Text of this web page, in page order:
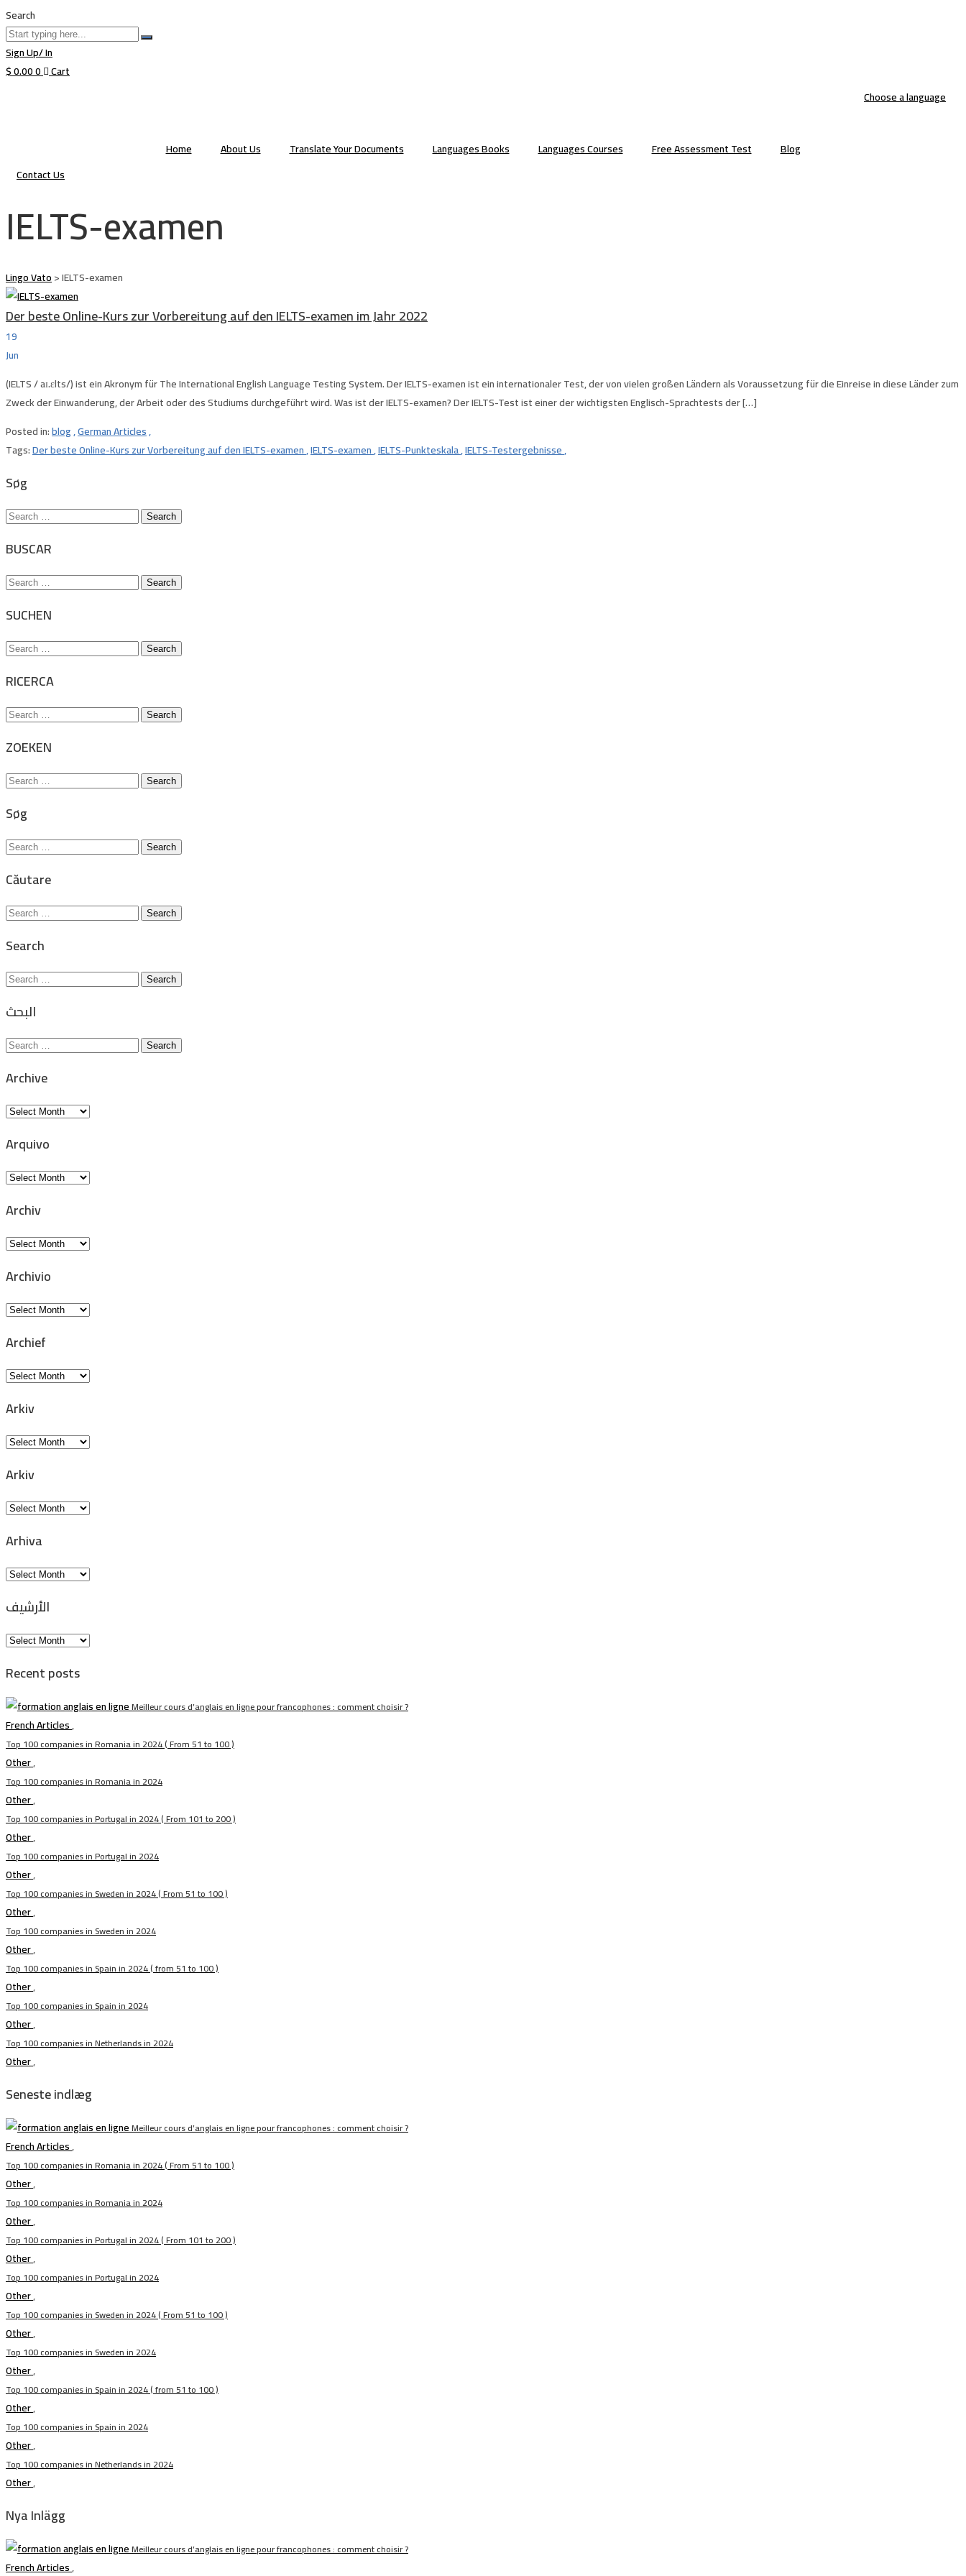
Search
Sign Up/ In
$0.000 Cart
Choose a language
Home About Us Translate Your Documents Languages Books Languages Courses Free Assessment Test
Blog
Contact Us
IELTS-examen
Lingo Vato>IELTS-examen
Der beste Online-Kurs zur Vorbereitung auf den IELTS-examen im Jahr 2022
19
Jun
(IELTS / aɪ.ɛlts/) ist ein Akronym für The International English Language Testing System. Der IELTS-examen ist ein internationaler Test, der von vielen großen Ländern als Voraussetzung für die Einreise in diese Länder zum
Zweck der Einwanderung, der Arbeit oder des Studiums durchgeführt wird. Was ist der IELTS-examen? Der IELTS-Test ist einer der wichtigsten Englisch-Sprachtests der […]
Posted in:blog,German Articles,
Tags:Der beste Online-Kurs zur Vorbereitung auf den IELTS-examen,IELTS-examen,IELTS-Punkteskala,IELTS-Testergebnisse,
Søg
Search
BUSCAR
Search
SUCHEN
Search
RICERCA
Search
ZOEKEN
Search
Søg
Search
Căutare
Search
Search
Search
البحث
Search
Archive
Archive
Arquivo
Arquivo
Archiv
Archiv
Archivio
Archivio
Archief
Archief
Arkiv
Arkiv
Arkiv
Arkiv
Arhiva
Arhiva
الأرشيف
الأرشيف
Recent posts
Meilleur cours d’anglais en ligne pour francophones : comment choisir ?
French Articles,
Top 100 companies in Romania in 2024 ( From 51 to 100 )
Other,
Top 100 companies in Romania in 2024
Other,
Top 100 companies in Portugal in 2024 ( From 101 to 200 )
Other,
Top 100 companies in Portugal in 2024
Other,
Top 100 companies in Sweden in 2024 ( From 51 to 100 )
Other,
Top 100 companies in Sweden in 2024
Other,
Top 100 companies in Spain in 2024 ( from 51 to 100 )
Other,
Top 100 companies in Spain in 2024
Other,
Top 100 companies in Netherlands in 2024
Other,
Seneste indlæg
Meilleur cours d’anglais en ligne pour francophones : comment choisir ?
French Articles,
Top 100 companies in Romania in 2024 ( From 51 to 100 )
Other,
Top 100 companies in Romania in 2024
Other,
Top 100 companies in Portugal in 2024 ( From 101 to 200 )
Other,
Top 100 companies in Portugal in 2024
Other,
Top 100 companies in Sweden in 2024 ( From 51 to 100 )
Other,
Top 100 companies in Sweden in 2024
Other,
Top 100 companies in Spain in 2024 ( from 51 to 100 )
Other,
Top 100 companies in Spain in 2024
Other,
Top 100 companies in Netherlands in 2024
Other,
Nya Inlägg
Meilleur cours d’anglais en ligne pour francophones : comment choisir ?
French Articles,